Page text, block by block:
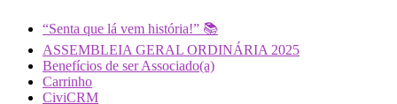
“Senta que lá vem história!” 📚
ASSEMBLEIA GERAL ORDINÁRIA 2025
Benefícios de ser Associado(a)
Carrinho
CiviCRM